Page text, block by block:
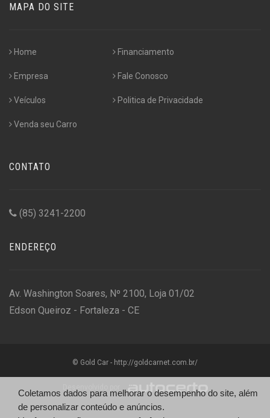
MAPA DO SITE
Home
Empresa
Veículos
Venda seu Carro
Financiamento
Fale Conosco
Politica de Privacidade
CONTATO
(85) 3241-2200
ENDEREÇO
Av. Washington Soares, Nº 2100, Loja 01/02
Edson Queiroz - Fortaleza - CE
© Gold Car - http://goldcarnet.com.br/
Coletamos dados para melhorar o desempenho do site, além
de personalizar conteúdo e anúncios.